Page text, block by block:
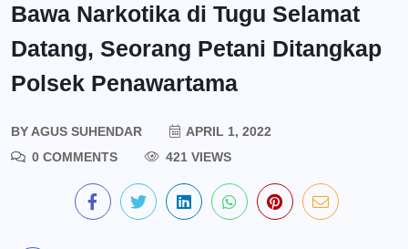
Bawa Narkotika di Tugu Selamat
Datang, Seorang Petani Ditangkap
Polsek Penawartama
BYAGUS SUHENDAR
APRIL 1, 2022
0 COMMENTS
421 VIEWS